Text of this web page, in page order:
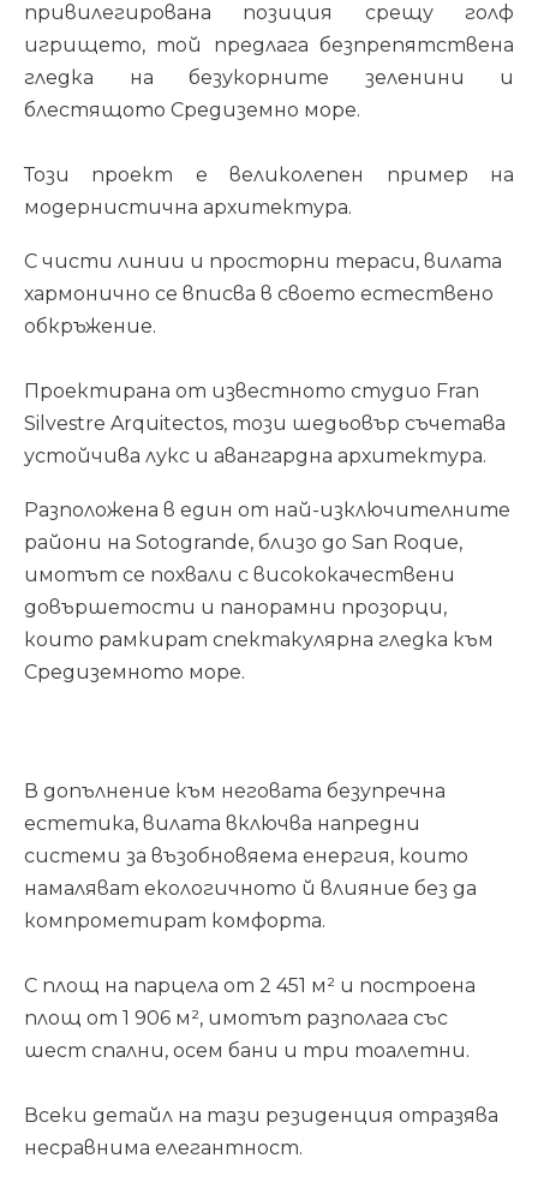
привилегирована позиция срещу голф
игрището, той предлага безпрепятствена
гледка на безукорните зеленини и
блестящото Средиземно море.
Този проект е великолепен пример на
модернистична архитектура.
С чисти линии и просторни тераси, вилата
хармонично се вписва в своето естествено
обкръжение.
Проектирана от известното студио Fran
Silvestre Arquitectos, този шедьовър съчетава
устойчива лукс и авангардна архитектура.
Разположена в един от най-изключителните
райони на Sotogrande, близо до San Roque,
имотът се похвали с висококачествени
довършетости и панорамни прозорци,
които рамкират спектакулярна гледка към
Средиземното море.
В допълнение към неговата безупречна
естетика, вилата включва напредни
системи за възобновяема енергия, които
намаляват екологичното й влияние без да
компрометират комфорта.
С площ на парцела от 2 451 м² и построена
площ от 1 906 м², имотът разполага със
шест спални, осем бани и три тоалетни.
Всеки детайл на тази резиденция отразява
несравнима елегантност.